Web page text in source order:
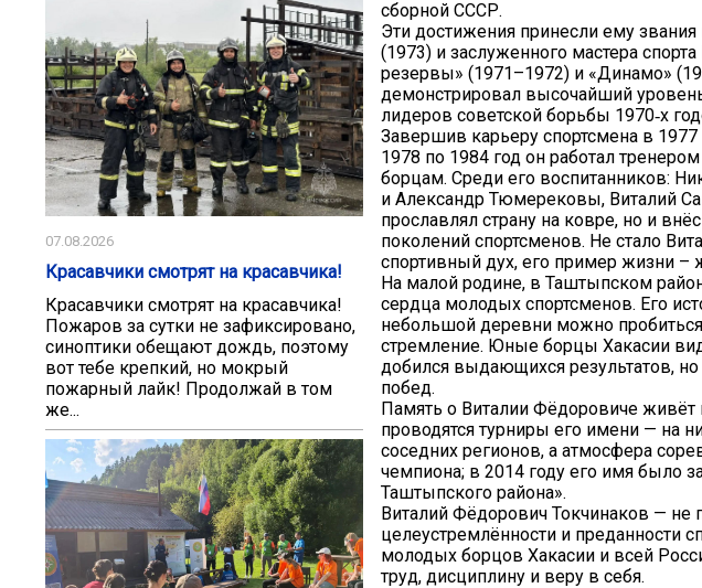
07.08.2026
Красавчики смотрят на красавчика!
Красавчики смотрят на красавчика!
Пожаров за сутки не зафиксировано,
синоптики обещают дождь, поэтому
вот тебе крепкий, но мокрый
пожарный лайк! Продолжай в том
же...
сборной СССР.
Эти достижения принесли ему
(1973) и заслуженного мастера
резервы» (1971–1972) и «Динамо»
демонстрировал высочайший
лидеров советской борьбы 1970‑х
Завершив карьеру спортсмена в
1978 по 1984 год он работал
борцам. Среди его воспитанников:
и Александр Тюмерековы, Виталий
прославлял страну на ковре, но и
поколений спортсменов. Не стало
спортивный дух, его пример жизни –
На малой родине, в Таштыпском
сердца молодых спортсменов. Его
небольшой деревни можно
стремление. Юные борцы Хакасии
добился выдающихся результатов,
побед.
Память о Виталии Фёдоровиче
проводятся турниры его имени — на
соседних регионов, а атмосфера
чемпиона; в 2014 году его имя было
Таштыпского района».
Виталий Фёдорович Токчинаков — не
целеустремлённости и преданности
молодых борцов Хакасии и всей
труд, дисциплину и веру в себя.